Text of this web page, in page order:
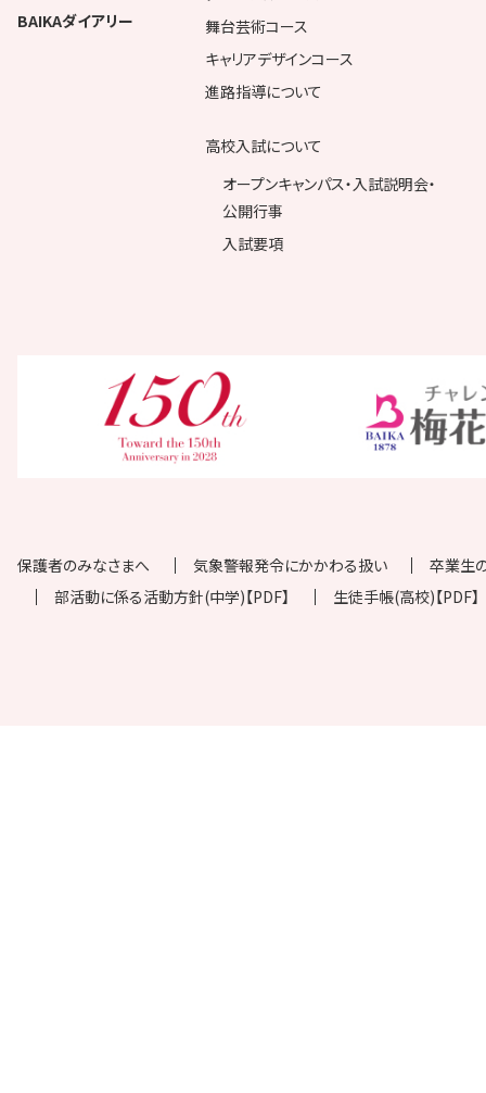
BAIKAダイアリー
舞台芸術コース
キャリアデザインコース
進路指導について
高校入試について
オープンキャンパス・入試説明会・
公開行事
入試要項
保護者のみなさまへ 気象警報発令にかかわる扱い
卒業生
部活動に係る活動方針(中学)【PDF】
生徒手帳(高校)【PDF】